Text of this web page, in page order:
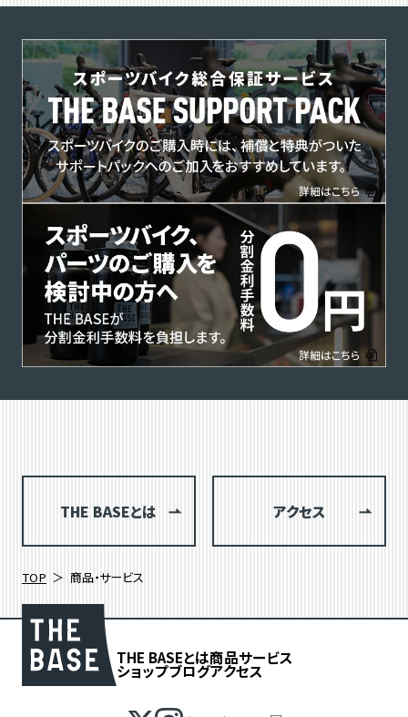
THE BASEとは アクセス
TOP 商品・サービス
THE BASEとは商品サービス
ショップブログアクセス